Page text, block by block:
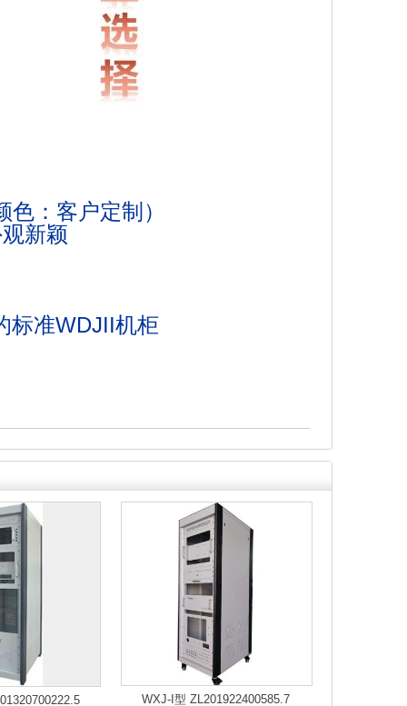
：客户定制）
新颖
准WDJII机柜
WXJ-I型 ZL201922400585.7